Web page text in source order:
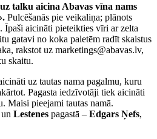
talku aicina Abavas vīna nams
Pulcēšanās pie veikaliņa; plānots
Īpaši aicināti pieteikties vīri ar zelta
gatavi no koka paletēm radīt skaistus
rakstot uz marketings@abavas.lv,
skaitu.
uz tautas nama pagalmu, kuru
Pagasta iedzīvotāji tiek aicināti
Maisi pieejami tautas namā.
un Lestenes pagastā – Edgars Ņefs,